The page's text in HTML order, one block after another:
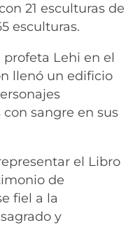
21 esculturas de
esculturas.
Lehi en el
llenó un edificio
sangre en sus
el Libro
de
fiel a la
y